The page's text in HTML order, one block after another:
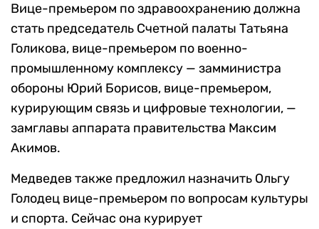
Вице-премьером по здравоохранению должна
стать председатель Счетной палаты Татьяна
Голикова, вице-премьером по военно-
промышленному комплексу — замминистра
обороны Юрий Борисов, вице-премьером,
курирующим связь и цифровые технологии, —
замглавы аппарата правительства Максим
Акимов.
Медведев также предложил назначить Ольгу
Голодец вице-премьером по вопросам культуры
и спорта. Сейчас она курирует